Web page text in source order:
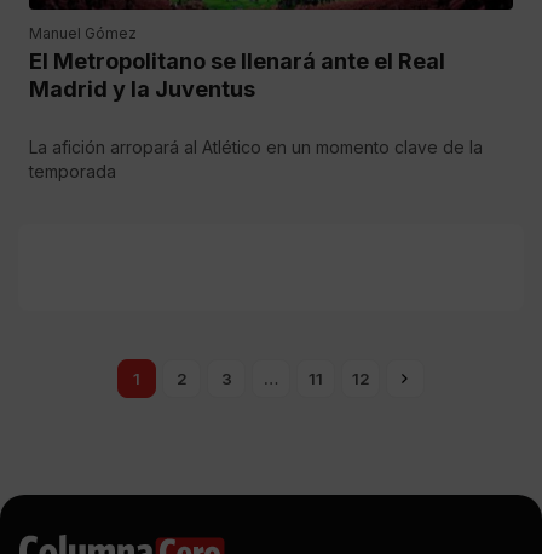
Manuel Gómez
El Metropolitano se llenará ante el Real
Madrid y la Juventus
La afición arropará al Atlético en un momento clave de la
temporada
1 2 3 … 11 12